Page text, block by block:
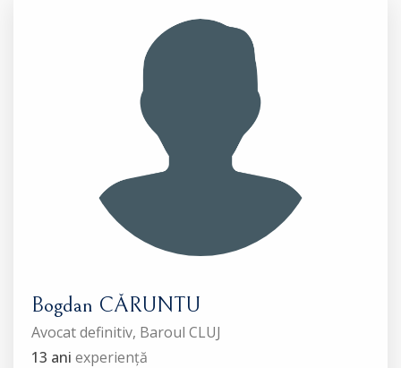
Bogdan CĂRUNTU
Avocat definitiv, Baroul CLUJ
13 ani experiență